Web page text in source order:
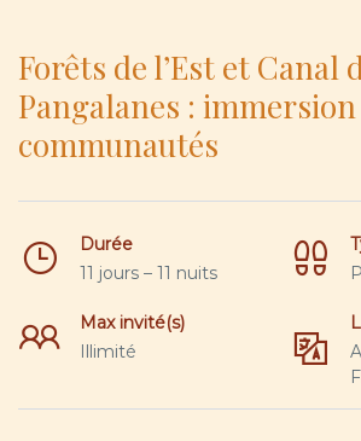
Forêts de l’Est et Canal
Pangalanes :
communautés
Durée
11 jours – 11 nuits
Max invité(s)
Illimité